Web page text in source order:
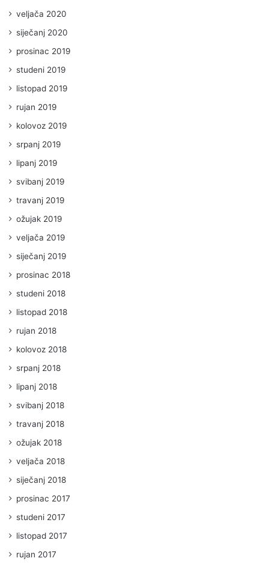
veljača 2020
siječanj 2020
prosinac 2019
studeni 2019
listopad 2019
rujan 2019
kolovoz 2019
srpanj 2019
lipanj 2019
svibanj 2019
travanj 2019
ožujak 2019
veljača 2019
siječanj 2019
prosinac 2018
studeni 2018
listopad 2018
rujan 2018
kolovoz 2018
srpanj 2018
lipanj 2018
svibanj 2018
travanj 2018
ožujak 2018
veljača 2018
siječanj 2018
prosinac 2017
studeni 2017
listopad 2017
rujan 2017